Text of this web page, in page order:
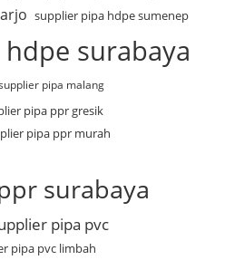
supplier pipa hdpe sumenep
surabaya
pipa malang
pipa ppr gresik
pipa ppr murah
surabaya
pipa pvc
pipa pvc limbah